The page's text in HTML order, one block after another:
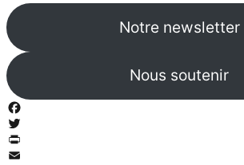
Notre newsletter
Nous soutenir
Facebook
Twitter
PrintFriendly